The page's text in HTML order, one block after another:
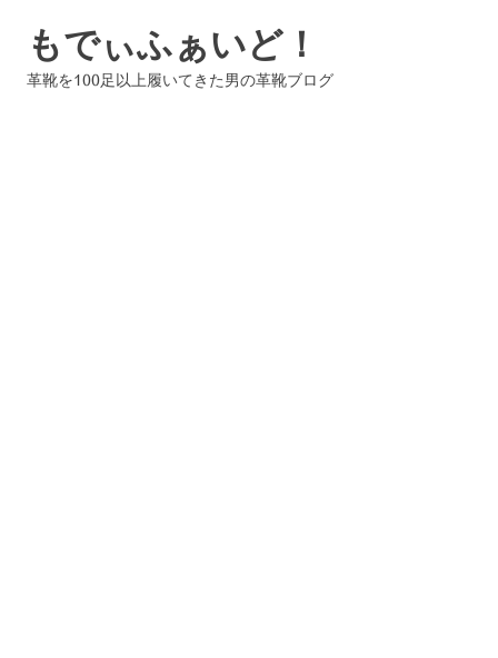
もでぃふぁいど！
革靴を100足以上履いてきた男の革靴ブログ